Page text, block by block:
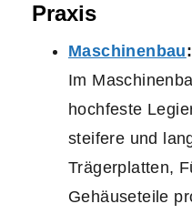
Praxis
Maschinenbau:
Im
hochfeste
steifere und
Trägerplatten,
Gehäuseteile